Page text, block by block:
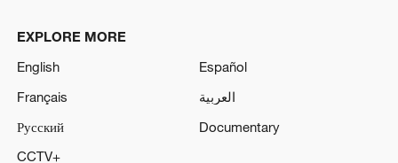
EXPLORE MORE
English
Español
Français
العربية
Русский
Documentary
CCTV+